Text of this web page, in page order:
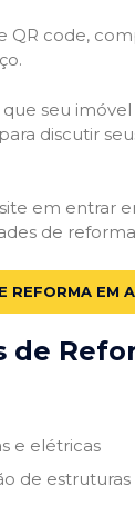
QR code,
seu
discutir
em entrar
de
REFORMA EM
de
e elétricas
de estruturas